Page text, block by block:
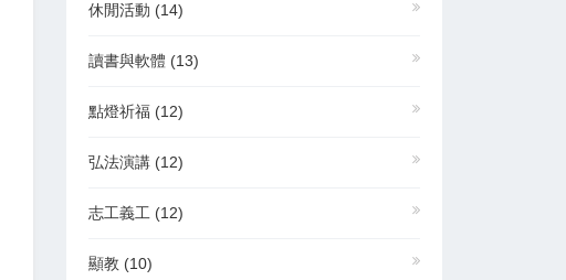
休閒活動 (14)
讀書與軟體 (13)
點燈祈福 (12)
弘法演講 (12)
志工義工 (12)
顯教 (10)